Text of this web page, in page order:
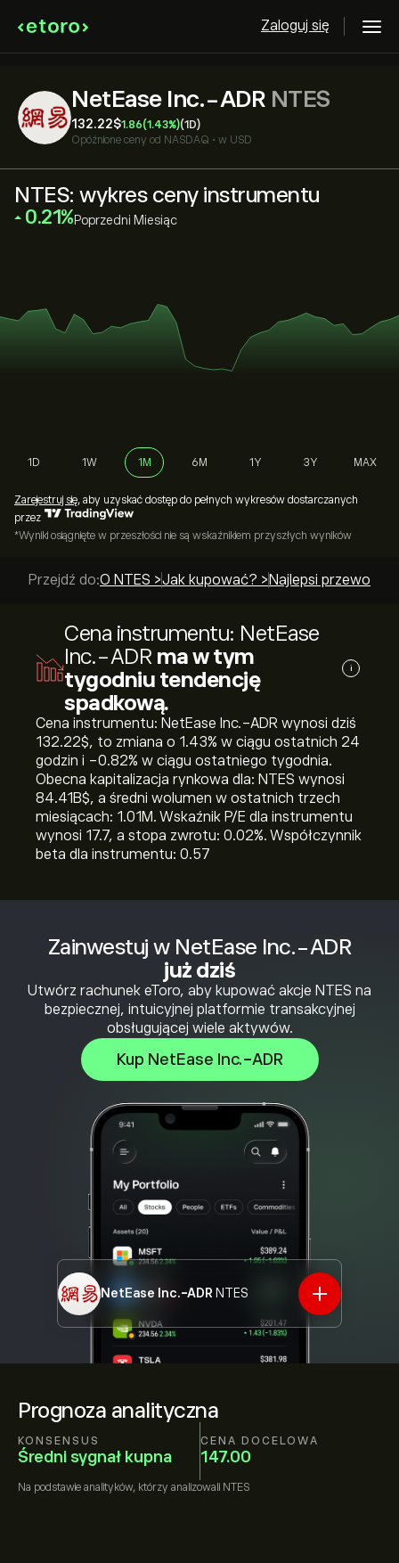
Zaloguj się
NetEase Inc.-ADR NTES
132.22‎$‎1.86(1.43%)(1D)
Opóźnione ceny od NASDAQ • w USD
Prognoza analityczna
KONSENSUS
Średni sygnał kupna
CENA DOCELOWA
147.00
Na podstawie analityków, którzy analizowali NTES
Zainwestuj w NetEase Inc.-ADR
już dziś
Utwórz rachunek eToro, aby kupować akcje NTES na
bezpiecznej, intuicyjnej platformie transakcyjnej
obsługującej wiele aktywów.
Kup NetEase Inc.-ADR
NetEase Inc.-ADR NTES
NTES: wykres ceny instrumentu
‎0.21‎ Poprzedni Miesiąc
1D 1W 1M 6M 1Y 3Y MAX
Zarejestruj się, aby uzyskać dostęp do pełnych wykresów dostarczanych
przez
*Wyniki osiągnięte w przeszłości nie są wskaźnikiem przyszłych wyników
Przejdź do:O NTES >Jak kupować? > Najlepsi
Cena instrumentu: NetEase
Inc.-ADR ma w tym
tygodniu tendencję
spadkową.
i
Cena instrumentu: NetEase Inc.-ADR wynosi dziś
132.22‎$‎, to zmiana o ‎1.43‎% w ciągu ostatnich 24
godzin i ‎-0.82‎% w ciągu ostatniego tygodnia.
Obecna kapitalizacja rynkowa dla: NTES wynosi
84.41B‎$‎, a średni wolumen w ostatnich trzech
miesiącach: 1.01M. Wskaźnik P/E dla instrumentu
wynosi 17.7, a stopa zwrotu: 0.02%. Współczynnik
beta dla instrumentu: 0.57